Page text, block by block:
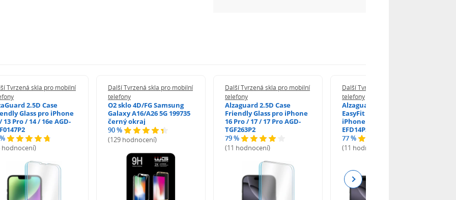
Tvrzená skla pro mobilní
2.5D Case
Glass pro iPhone
13 Pro / 14 / 16e AGD-
hodnocení)
Další Tvrzená skla pro mobilní
telefony
O2 sklo 4D/FG Samsung
Galaxy A16/A26 5G 199735
černý okraj
90 %
(129 hodnocení)
Další Tvrzená skla pro mobilní
telefony
Alzaguard 2.5D Case
Friendly Glass pro iPhone
16 Pro / 17 / 17 Pro AGD-
TGF263P2
79 %
(11 hodnocení)
Další Tvrzená skla pro mobilní
telefony
Alzaguard 2.5D Glass
EasyFit DustFree pro
iPhone 16 Pro / 17 AGD-
EFD14P3
77 %
(11 hodnocení)
Next